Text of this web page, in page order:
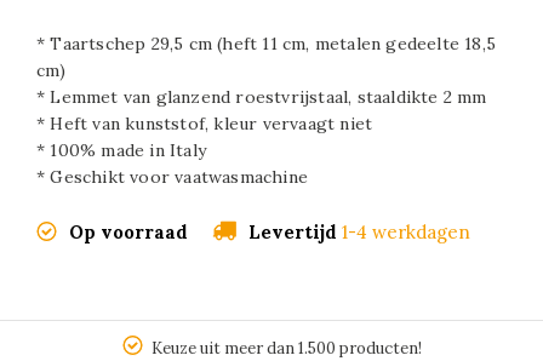
* Taartschep 29,5 cm (heft 11 cm, metalen gedeelte 18,5
cm)
* Lemmet van glanzend roestvrijstaal, staaldikte 2 mm
* Heft van kunststof, kleur vervaagt niet
* 100% made in Italy
* Geschikt voor vaatwasmachine
Op voorraad Levertijd 1-4 werkdagen
Keuze uit meer dan 1.500 producten!